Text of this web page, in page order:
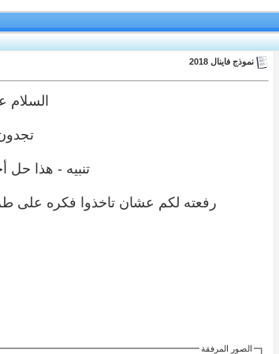
نموذج فاينال 2018
السلام
تنبيه - هذا حل
رفعته لكم عشان تاخذوا فكره على
الصور المرفقة